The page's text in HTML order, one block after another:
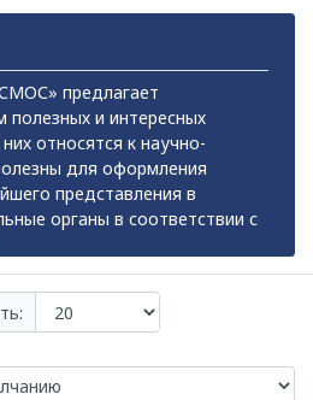
предлагает
полезных и интересных
относятся к научно-
для оформления
представления в
органы в соответствии с